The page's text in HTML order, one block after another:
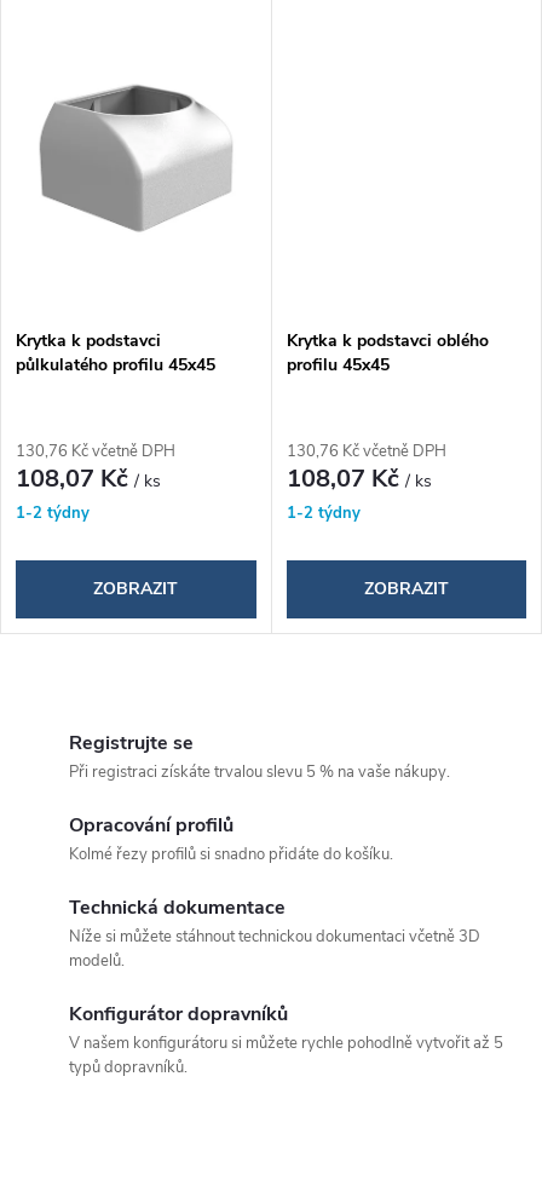
ů
Krytka k podstavci
půlkulatého profilu 45x45
130,76 Kč včetně DPH
108,07 Kč/ ks
1-2 týdny
ZOBRAZIT
Krytka k podstavci oblého
profilu 45x45
130,76 Kč včetně DPH
108,07 Kč/ ks
1-2 týdny
ZOBRAZIT
Registrujte se
Při registraci získáte trvalou slevu 5 % na vaše nákupy.
Opracování profilů
Kolmé řezy profilů si snadno přidáte do košíku.
Technická dokumentace
Níže si můžete stáhnout technickou dokumentaci včetně 3D
modelů.
Konfigurátor dopravníků
V našem konfigurátoru si můžete rychle pohodlně vytvořit až 5
typů dopravníků.